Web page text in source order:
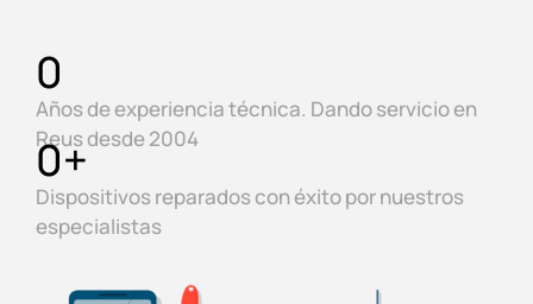
Años de experiencia técnica. Dando servicio en
Reus desde 2004
0
Dispositivos reparados con éxito por nuestros
especialistas
0+